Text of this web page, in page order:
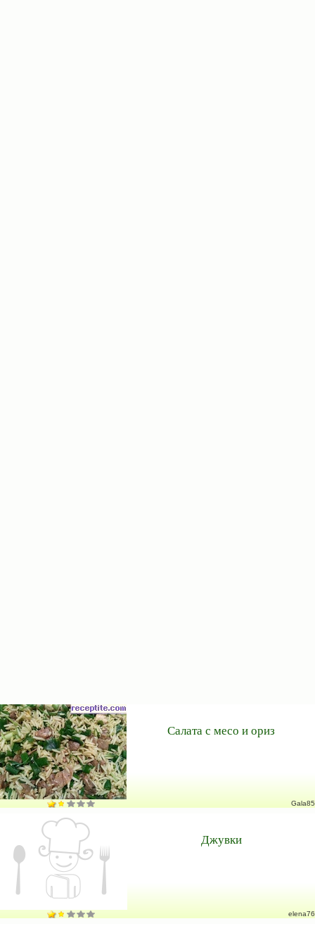
Салата с месо и ориз
Gala85
Джувки
elena76